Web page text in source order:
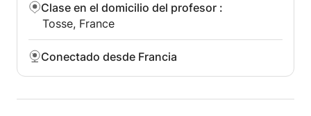
Clase en el domicilio del profesor :
Tosse, France
Conectado desde Francia